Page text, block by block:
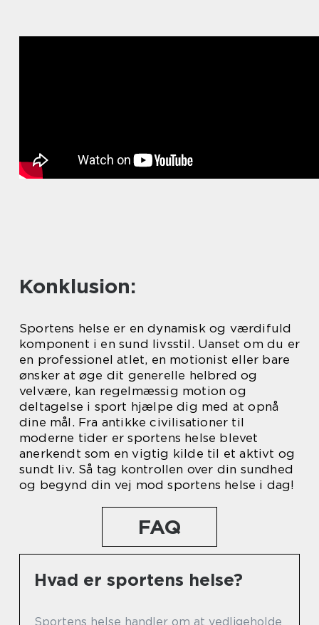
Konklusion:
Sportens helse er en dynamisk og værdifuld
komponent i en sund livsstil. Uanset om du er
en professionel atlet, en motionist eller bare
ønsker at øge dit generelle helbred og
velvære, kan regelmæssig motion og
deltagelse i sport hjælpe dig med at opnå
dine mål. Fra antikke civilisationer til
moderne tider er sportens helse blevet
anerkendt som en vigtig kilde til et aktivt og
sundt liv. Så tag kontrollen over din sundhed
og begynd din vej mod sportens helse i dag!
FAQ
Hvad er sportens helse?
Sportens helse handler om at vedligeholde